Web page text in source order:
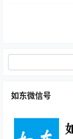
如东微信号